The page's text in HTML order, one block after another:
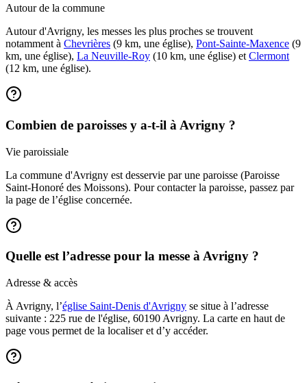
Autour de la commune
Autour d'Avrigny, les messes les plus proches se trouvent
notamment à Chevrières (9 km, une église), Pont-Sainte-Maxence (9
km, une église), La Neuville-Roy (10 km, une église) et Clermont
(12 km, une église).
Combien de paroisses y a-t-il à Avrigny ?
Vie paroissiale
La commune d'Avrigny est desservie par une paroisse (Paroisse
Saint-Honoré des Moissons). Pour contacter la paroisse, passez par
la page de l’église concernée.
Quelle est l’adresse pour la messe à Avrigny ?
Adresse & accès
À Avrigny, l’église Saint-Denis d'Avrigny se situe à l’adresse
suivante : 225 rue de l'église, 60190 Avrigny. La carte en haut de
page vous permet de la localiser et d’y accéder.